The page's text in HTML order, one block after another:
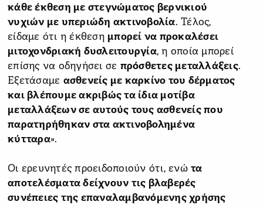
κάθε έκθεση με στεγνώματος βερνικιού
νυχιών με υπεριώδη ακτινοβολία. Τέλος,
είδαμε ότι η έκθεση μπορεί να προκαλέσει
μιτοχονδριακή δυσλειτουργία, η οποία μπορεί
επίσης να οδηγήσει σε πρόσθετες μεταλλάξεις.
Εξετάσαμε ασθενείς με καρκίνο του δέρματος
και βλέπουμε ακριβώς τα ίδια μοτίβα
μεταλλάξεων σε αυτούς τους ασθενείς που
παρατηρήθηκαν στα ακτινοβολημένα
κύτταρα».
Οι ερευνητές προειδοποιούν ότι, ενώ τα
αποτελέσματα δείχνουν τις βλαβερές
συνέπειες της επαναλαμβανόμενης χρήσης